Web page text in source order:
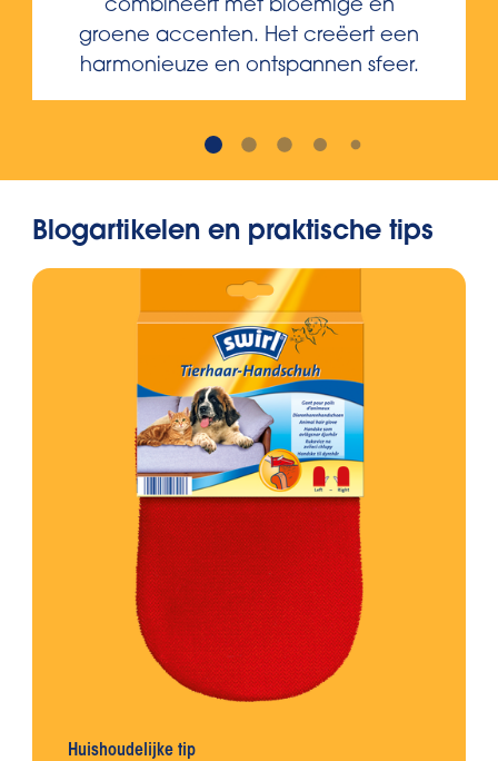
combineert met bloemige en
groene accenten. Het creëert een
harmonieuze en ontspannen sfeer.
Blogartikelen en praktische tips
Huishoudelijke tip